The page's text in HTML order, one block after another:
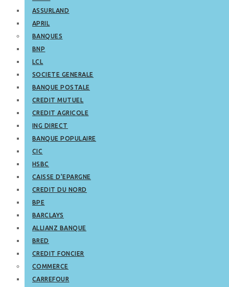
ASSURLAND
APRIL
BANQUES
BNP
LCL
SOCIETE GENERALE
BANQUE POSTALE
CREDIT MUTUEL
CREDIT AGRICOLE
ING DIRECT
BANQUE POPULAIRE
CIC
HSBC
CAISSE D’EPARGNE
CREDIT DU NORD
BPE
BARCLAYS
ALLIANZ BANQUE
BRED
CREDIT FONCIER
COMMERCE
CARREFOUR